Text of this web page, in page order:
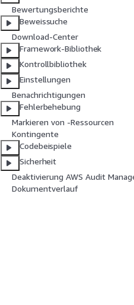
Bewertungsberichte
Beweissuche
Download-Center
Framework-Bibliothek
Kontrollbibliothek
Einstellungen
Benachrichtigungen
Fehlerbehebung
Markieren von -Ressourcen
Kontingente
Codebeispiele
Sicherheit
Deaktivierung AWS Audit
Dokumentverlauf